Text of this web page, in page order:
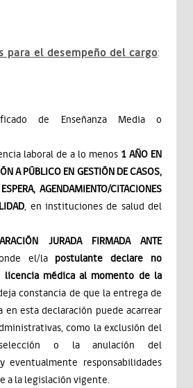
para el desempeño del cargo:
de Enseñanza Media o
laboral de a lo menos 1 AÑO EN
A PÚBLICO EN GESTIÓN DE CASOS,
AGENDAMIENTO/CITACIONES
, en instituciones de salud del
JURADA FIRMADA ANTE
el/la postulante declare no
licencia médica al momento de la
constancia de que la entrega de
en esta declaración puede acarrear
como la exclusión del
o la anulación del
eventualmente responsabilidades
a la legislación vigente.